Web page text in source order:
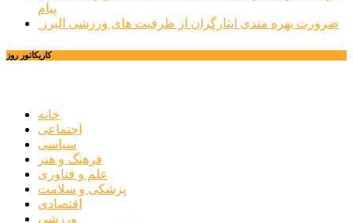
پیام
ضرورت بهره مندی ایثارگران از ظرفیت های ورزشی البرز
کاریکاتور روز
خانه
اجتماعی
سیاسی
فرهنگ و هنر
علم و فناوری
پزشکی و سلامت
اقتصادی
ورزشی